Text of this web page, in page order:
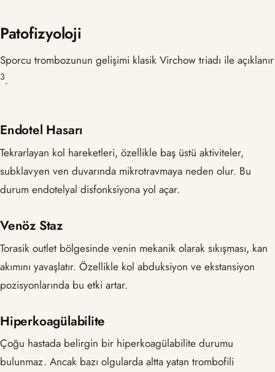
Patofizyoloji
Sporcu trombozunun gelişimi klasik Virchow triadı ile açıklanır
​3​.
Endotel Hasarı
Tekrarlayan kol hareketleri, özellikle baş üstü aktiviteler,
subklavyen ven duvarında mikrotravmaya neden olur. Bu
durum endotelyal disfonksiyona yol açar.
Venöz Staz
Torasik outlet bölgesinde venin mekanik olarak sıkışması, kan
akımını yavaşlatır. Özellikle kol abduksiyon ve ekstansiyon
pozisyonlarında bu etki artar.
Hiperkoagülabilite
Çoğu hastada belirgin bir hiperkoagülabilite durumu
bulunmaz. Ancak bazı olgularda altta yatan trombofili